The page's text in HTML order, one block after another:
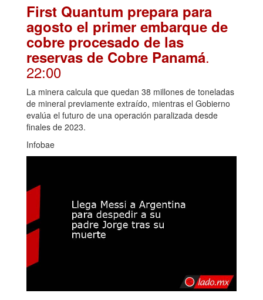
First Quantum prepara para
agosto el primer embarque de
cobre procesado de las
reservas de Cobre Panamá.
22:00
La minera calcula que quedan 38 millones de toneladas
de mineral previamente extraído, mientras el Gobierno
evalúa el futuro de una operación paralizada desde
finales de 2023.
Infobae